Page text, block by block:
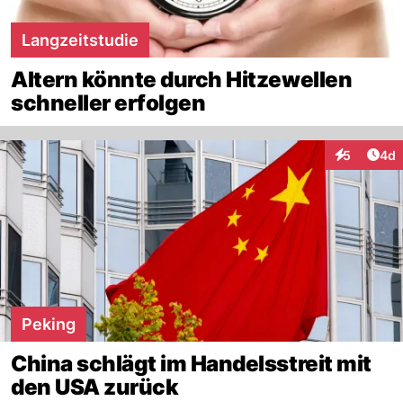
Langzeitstudie
Altern könnte durch Hitzewellen
schneller erfolgen
5 4d
Peking
China schlägt im Handelsstreit mit
den USA zurück